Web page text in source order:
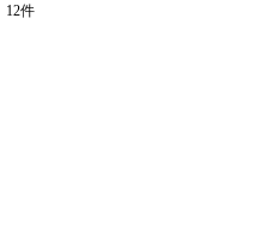
12件